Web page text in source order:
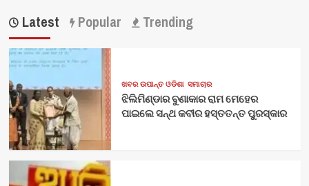
Latest Popular Trending
ଖବର ଉପାନ୍ତ ଓଡିଶା ସମାଚାର
ଝିଲିମିଣ୍ଡାର ବୁଣାକାର ରାମ ମେହେର
ପାଇଲେ ସନ୍ଥ କବୀର ହସ୍ତତନ୍ତ ପୁରସ୍କାର